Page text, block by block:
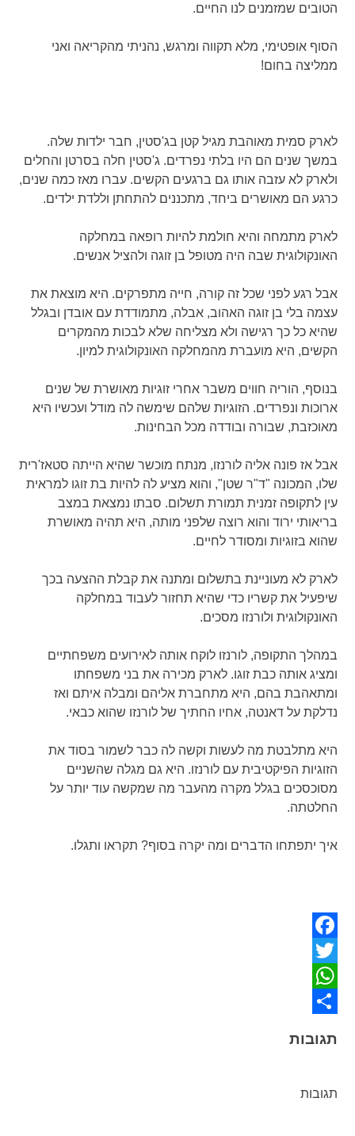
הטובים שמזמנים לנו החיים.
הסוף אופטימי, מלא תקווה ומרגש, נהניתי מהקריאה ואני
ממליצה בחום!
לארק סמית מאוהבת מגיל קטן בג'סטין, חבר ילדות שלה.
במשך שנים הם היו בלתי נפרדים. ג'סטין חלה בסרטן והחלים
ולארק לא עזבה אותו גם ברגעים הקשים. עברו מאז כמה שנים,
כרגע הם מאושרים ביחד, מתכננים להתחתן וללדת ילדים.
לארק מתמחה והיא חולמת להיות רופאה במחלקה
האונקולוגית שבה היה מטופל בן זוגה ולהציל אנשים.
אבל רגע לפני שכל זה קורה, חייה מתפרקים. היא מוצאת את
עצמה בלי בן זוגה האהוב, אבלה, מתמודדת עם אובדן ובגלל
שהיא כל כך רגישה ולא מצליחה שלא לבכות מהמקרים
הקשים, היא מועברת מהמחלקה האונקולוגית למיון.
בנוסף, הוריה חווים משבר אחרי זוגיות מאושרת של שנים
ארוכות ונפרדים. הזוגיות שלהם שימשה לה מודל ועכשיו היא
מאוכזבת, שבורה ובודדה מכל הבחינות.
אבל אז פונה אליה לורנזו, מנתח מוכשר שהיא הייתה סטאז'רית
שלו, המכונה "ד"ר שטן", והוא מציע לה להיות בת זוגו למראית
עין לתקופה זמנית תמורת תשלום. סבתו נמצאת במצב
בריאותי ירוד והוא רוצה שלפני מותה, היא תהיה מאושרת
שהוא בזוגיות ומסודר לחיים.
לארק לא מעוניינת בתשלום ומתנה את קבלת ההצעה בכך
שיפעיל את קשריו כדי שהיא תחזור לעבוד במחלקה
האונקולוגית ולורנזו מסכים.
במהלך התקופה, לורנזו לוקח אותה לאירועים משפחתיים
ומציג אותה כבת זוגו. לארק מכירה את בני משפחתו
ומתאהבת בהם, היא מתחברת אליהם ומבלה איתם ואז
נדלקת על דאנטה, אחיו החתיך של לורנזו שהוא כבאי.
היא מתלבטת מה לעשות וקשה לה כבר לשמור בסוד את
הזוגיות הפיקטיבית עם לורנזו. היא גם מגלה שהשניים
מסוכסכים בגלל מקרה מהעבר מה שמקשה עוד יותר על
החלטתה.
איך יתפתחו הדברים ומה יקרה בסוף? תקראו ותגלו.
Facebook
Twitter
WhatsApp
תגובות
תגובות